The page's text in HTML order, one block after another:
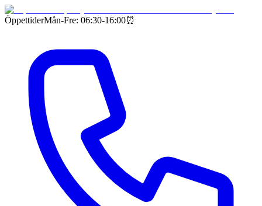
ÖppettiderMån-Fre: 06:30-16:00⏰